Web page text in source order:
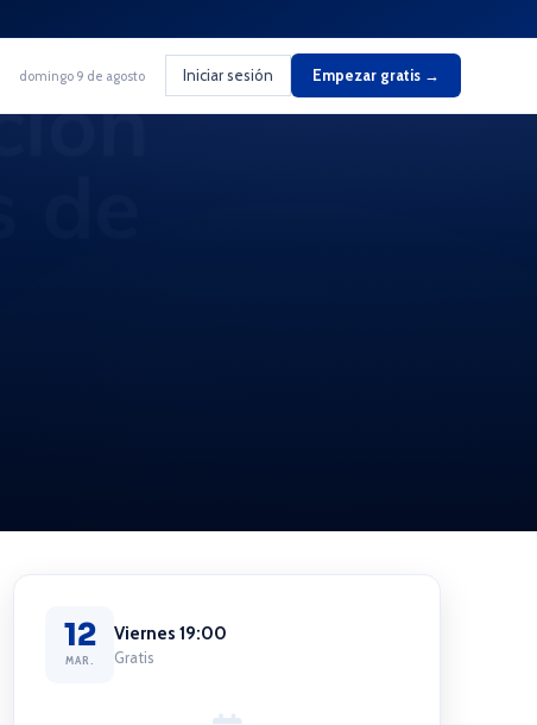
domingo 9 de agosto Iniciar sesión Empezar gratis →
12
MAR.
Viernes 19:00
Gratis